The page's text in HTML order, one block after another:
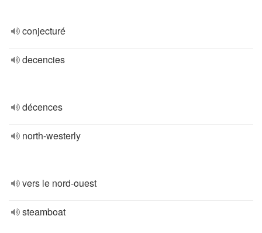
conjecturé
decencies
décences
north-westerly
vers le nord-ouest
steamboat